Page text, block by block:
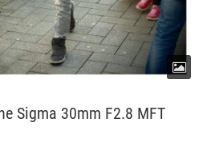
Sigma 30mm F2.8 MFT